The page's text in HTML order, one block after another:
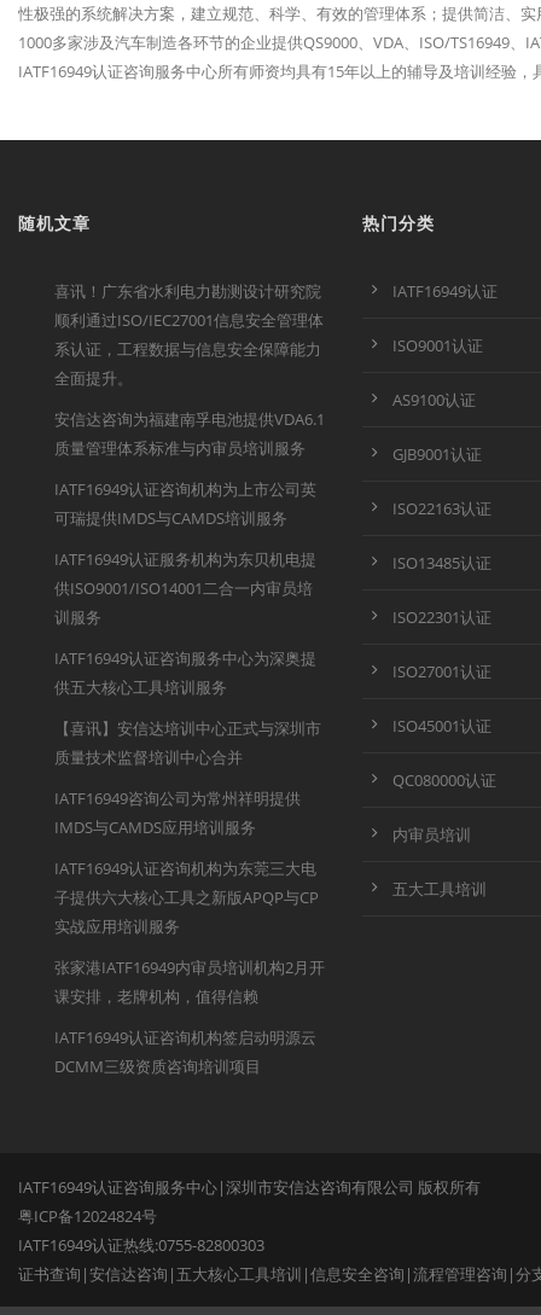
性极强的系统解决方案，建立规范、科学、有效的管理体系；提供简洁、
1000多家涉及汽车制造各环节的企业提供QS9000、VDA、ISO/TS16949
IATF16949认证咨询服务中心所有师资均具有15年以上的辅导及培训经验
随机文章
喜讯！广东省水利电力勘测设计研究院
顺利通过ISO/IEC27001信息安全管理体
系认证，工程数据与信息安全保障能力
全面提升。
安信达咨询为福建南孚电池提供VDA6.1
质量管理体系标准与内审员培训服务
IATF16949认证咨询机构为上市公司英
可瑞提供IMDS与CAMDS培训服务
IATF16949认证服务机构为东贝机电提
供ISO9001/ISO14001二合一内审员培
训服务
IATF16949认证咨询服务中心为深奥提
供五大核心工具培训服务
【喜讯】安信达培训中心正式与深圳市
质量技术监督培训中心合并
IATF16949咨询公司为常州祥明提供
IMDS与CAMDS应用培训服务
IATF16949认证咨询机构为东莞三大电
子提供六大核心工具之新版APQP与CP
实战应用培训服务
张家港IATF16949内审员培训机构2月开
课安排，老牌机构，值得信赖
IATF16949认证咨询机构签启动明源云
DCMM三级资质咨询培训项目
热门分类
IATF16949认证
ISO9001认证
AS9100认证
GJB9001认证
ISO22163认证
ISO13485认证
ISO22301认证
ISO27001认证
ISO45001认证
QC080000认证
内审员培训
五大工具培训
IATF16949认证咨询服务中心|深圳市安信达咨询有限公司 版权所有
粤ICP备12024824号
IATF16949认证热线:0755-82800303
证书查询 |安信达咨询 | 五大核心工具培训 |信息安全咨询 |流程管理咨询 |分